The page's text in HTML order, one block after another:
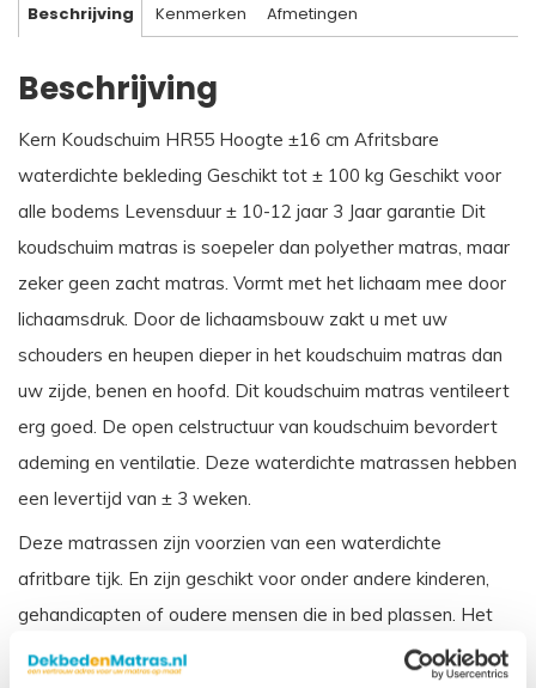
Beschrijving Kenmerken Afmetingen
Beschrijving
Kern Koudschuim HR55 Hoogte ±16 cm Afritsbare
waterdichte bekleding Geschikt tot ± 100 kg Geschikt voor
alle bodems Levensduur ± 10-12 jaar 3 Jaar garantie Dit
koudschuim matras is soepeler dan polyether matras, maar
zeker geen zacht matras. Vormt met het lichaam mee door
lichaamsdruk. Door de lichaamsbouw zakt u met uw
schouders en heupen dieper in het koudschuim matras dan
uw zijde, benen en hoofd. Dit koudschuim matras ventileert
erg goed. De open celstructuur van koudschuim bevordert
ademing en ventilatie. Deze waterdichte matrassen hebben
een levertijd van ± 3 weken.
Deze matrassen zijn voorzien van een waterdichte
afritbare tijk. En zijn geschikt voor onder andere kinderen,
gehandicapten of oudere mensen die in bed plassen. Het
matras wordt beschermd door de waterdichte tijk, en is ook